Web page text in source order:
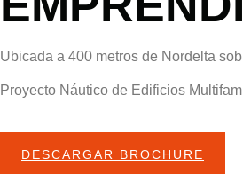
Ubicada a 400 metros de Nordelta
Proyecto Náutico de Edificios
DESCARGAR BROCHURE